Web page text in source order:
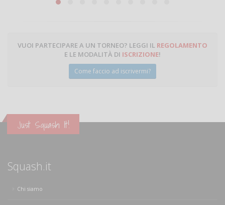
VUOI PARTECIPARE A UN TORNEO? LEGGI IL REGOLAMENTO
E LE MODALITÀ DI ISCRIZIONE!
Come faccio ad iscrivermi?
Just Squash It!
Squash.it
Chi siamo